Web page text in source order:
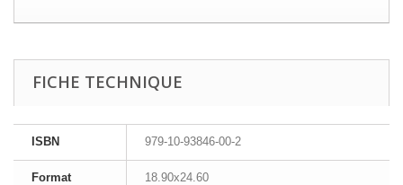
FICHE TECHNIQUE
ISBN 979-10-93846-00-2
Format 18.90x24.60